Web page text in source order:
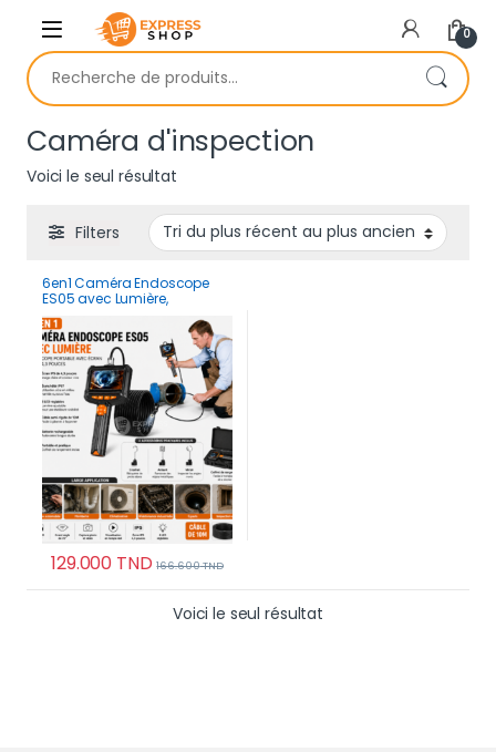
Skip to navigation
Skip to content
0
Recherche pour :
Caméra d'inspection
Voici le seul résultat
Filters
6en1 Caméra Endoscope
ES05 avec Lumière,
boroscope portable avec
écran IPS de 4,3 pouces
129.000 TND 166.600TND
Voici le seul résultat